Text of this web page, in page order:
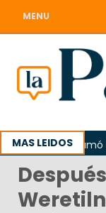
MENU
MAS LEIDOS
reclamó la